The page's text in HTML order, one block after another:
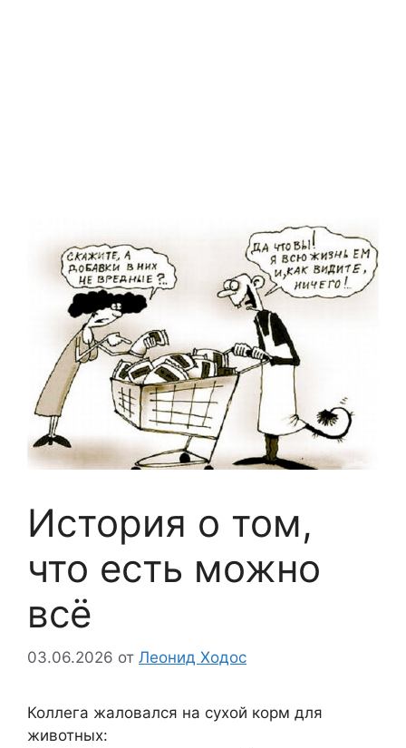
История о том,
что есть можно
всё
03.06.2026 от Леонид Ходос
Коллега жаловался на сухой корм для
животных: